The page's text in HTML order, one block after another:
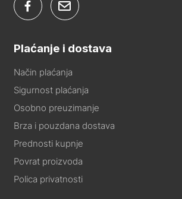
Plaćanje i dostava
Način plaćanja
Sigurnost plaćanja
Osobno preuzimanje
Brza i pouzdana dostava
Prednosti kupnje
Povrat proizvoda
Polica privatnosti